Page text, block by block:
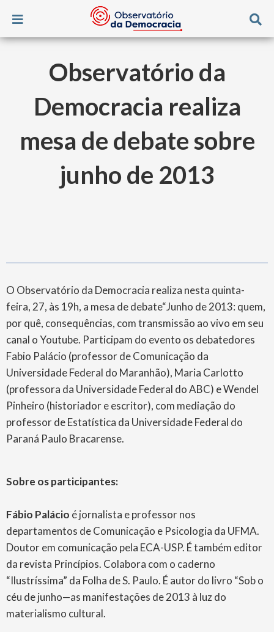
Observatório da
Democracia realiza
mesa de debate sobre
junho de 2013
O Observatório da Democracia realiza nesta quinta-
feira, 27, às 19h, a mesa de debate“Junho de 2013: quem,
por quê, consequências, com transmissão ao vivo em seu
canal o Youtube. Participam do evento os debatedores
Fabio Palácio (professor de Comunicação da
Universidade Federal do Maranhão), Maria Carlotto
(professora da Universidade Federal do ABC) e Wendel
Pinheiro (historiador e escritor), com mediação do
professor de Estatística da Universidade Federal do
Paraná Paulo Bracarense.
Sobre os participantes:
Fábio Palácio é jornalista e professor nos
departamentos de Comunicação e Psicologia da UFMA.
Doutor em comunicação pela ECA-USP. É também editor
da revista Princípios. Colabora com o caderno
“Ilustríssima” da Folha de S. Paulo. É autor do livro “Sob o
céu de junho—as manifestações de 2013 à luz do
materialismo cultural.